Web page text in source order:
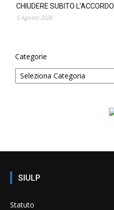
CHIUDERE SUBITO L’ACCORDO
5 Agosto 2026
Categorie
SIULP
Statuto